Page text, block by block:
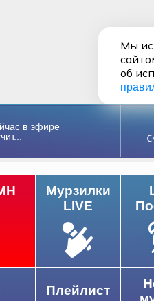
в эфире
Мурзилки
LIVE
Плейлист
Мы
об